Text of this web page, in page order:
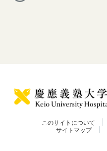
このサイトについて
サイトマップ